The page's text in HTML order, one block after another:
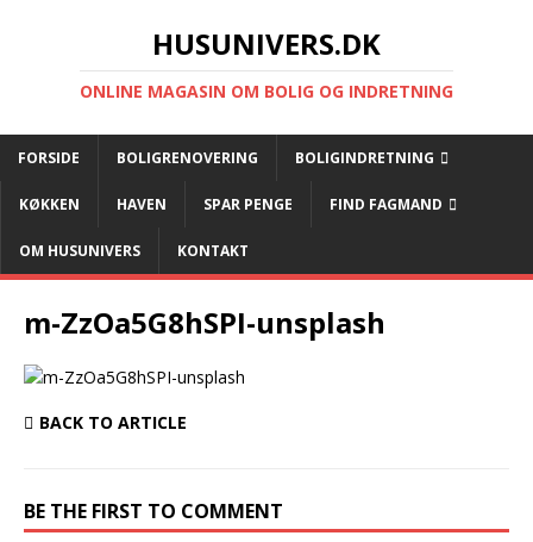
HUSUNIVERS.DK
ONLINE MAGASIN OM BOLIG OG INDRETNING
FORSIDE BOLIGRENOVERING BOLIGINDRETNING
KØKKEN HAVEN SPAR PENGE FIND FAGMAND
OM HUSUNIVERS KONTAKT
m-ZzOa5G8hSPI-unsplash
BACK TO ARTICLE
BE THE FIRST TO COMMENT